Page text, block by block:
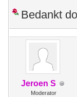
Bedankt
Jeroen S
Moderator